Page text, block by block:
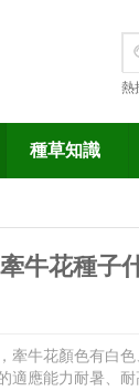
熱
種草知識
牽牛花種子
牽牛花顏色有白
適應能力耐暑、